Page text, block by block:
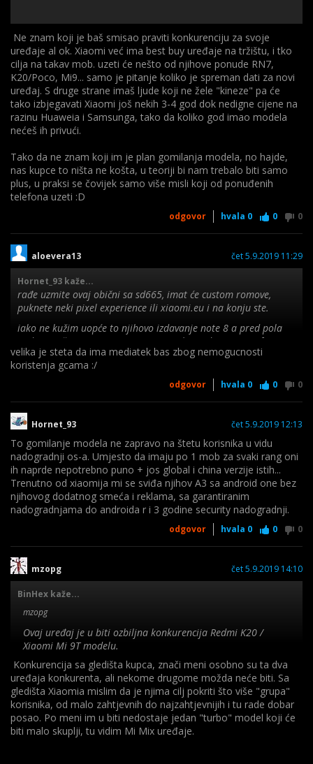
Ne znam koji je baš smisao praviti konkurenciju za svoje
uređaje al ok. Xiaomi već ima best buy uređaje na tržištu, i tko
cilja na takav mob. uzeti će nešto od njihove ponude RN7,
K20/Poco, Mi9... samo je pitanje koliko je spreman dati za novi
uređaj. S druge strane imaš ljude koji ne žele "kineze" pa će
tako izbjegavati Xiaomi još nekih 3-4 god dok nedigne cijene na
razinu Huaweia i Samsunga, tako da koliko god imao modela
nećeš ih privući.
Tako da ne znam koji im je plan gomilanja modela, no hajde,
nas kupce to ništa ne košta, u teoriji bi nam trebalo biti samo
plus, u praksi se čovijek samo više misli koji od ponuđenih
telefona uzeti :D
odgovor hvala 0 0 0
aloevera13 čet 5.9.2019 11:29
Hornet_93 kaže...
rađe uzmite ovaj obični sa sd665, imat će custom romove,
puknete neki pixel experience ili xiaomi.eu i na konju ste.
iako ne kužim uopće to njihovo izdavanje note 8 a pred pola
godine izašao note 7, pomaci minimalni. jedino stvano fora je
širokokutna kamera kojom je stvarno fora pucat fotke pod
uvijetom da postoji neki gcam koji će je iskoristiti jer jednom
kad se isproba to čudo - ne ide se natrag na xiaomi stock
velika je steta da ima mediatek bas zbog nemogucnosti
koristenja gcama :/
odgovor hvala 0 0 0
Hornet_93 čet 5.9.2019 12:13
To gomilanje modela ne zapravo na štetu korisnika u vidu
nadogradnji os-a. Umjesto da imaju po 1 mob za svaki rang oni
ih naprde nepotrebno puno + jos global i china verzije istih...
Trenutno od xiaomija mi se sviđa njihov A3 sa android one bez
njihovog dodatnog smeća i reklama, sa garantiranim
nadogradnjama do androida r i 3 godine security nadogradnji.
odgovor hvala 0 0 0
mzopg čet 5.9.2019 14:10
BinHex kaže...
mzopg
Ovaj uređaj je u biti ozbiljna konkurencija Redmi K20 /
Xiaomi Mi 9T modelu.
Ne znam koji je baš smisao praviti konkurenciju za svoje
uređaje al ok. Xiaomi već ima best buy uređaje na tržištu, i tko
cilja na takav mob. uzeti će nešto od njihove ponude RN7,
K20/Poco, Mi9... samo je pitanje koliko je spreman dati za novi
Konkurencija sa gledišta kupca, znači meni osobno su ta dva
uređaja konkurenta, ali nekome drugome možda neće biti. Sa
gledišta Xiaomia mislim da je njima cilj pokriti što više "grupa"
korisnika, od malo zahtjevnih do najzahtjevnijih i tu rade dobar
posao. Po meni im u biti nedostaje jedan "turbo" model koji će
biti malo skuplji, tu vidim Mi Mix uređaje.